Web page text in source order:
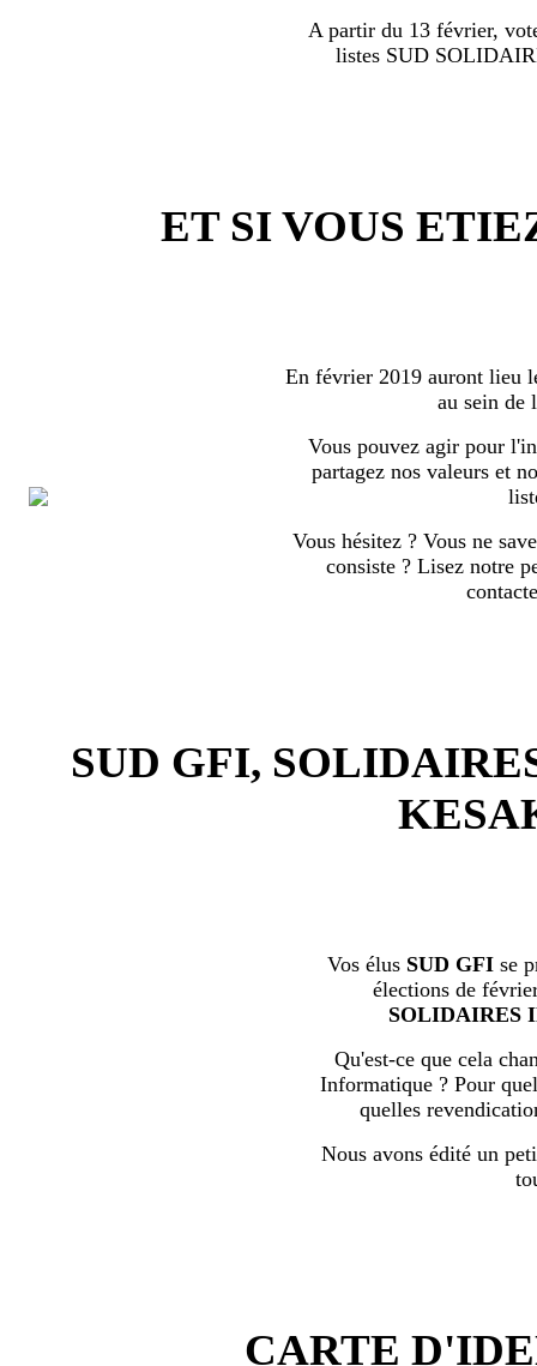
A partir du 13 février,
listes SUD
ET SI VOUS
En février 2019 auront lieu
au sein de
Vous pouvez agir pour
partagez nos valeurs et
Vous hésitez ? Vous ne
consiste ? Lisez notre
SUD GFI,
Vos élus SUD GFI se
élections de
SOLIDAIRES
Qu'est-ce que cela
Informatique ? Pour
quelles
Nous avons édité un
CARTE